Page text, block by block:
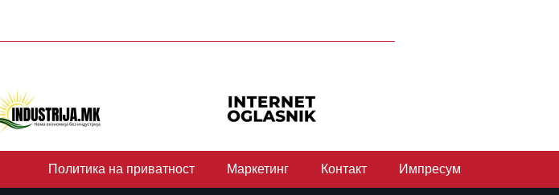
Политика на приватност Маркетинг Контакт Импресум